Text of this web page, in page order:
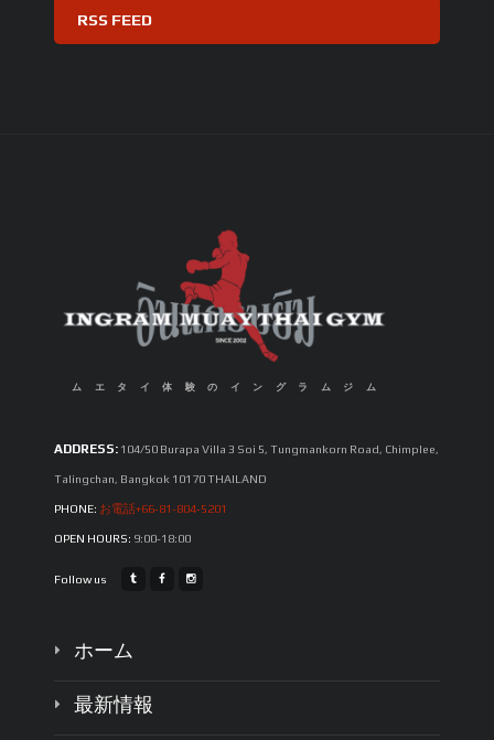
RSS FEED
ムエタイ体験のイングラムジム
ADDRESS: 104/50 Burapa Villa 3 Soi 5, Tungmankorn Road, Chimplee,
Talingchan, Bangkok 10170 THAILAND
PHONE: お電話+66-81-804-5201
OPEN HOURS: 9:00-18:00
Follow us
ホーム
最新情報